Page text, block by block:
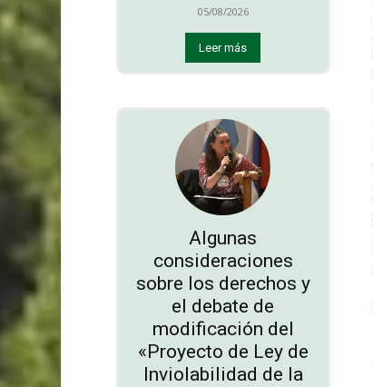
05/08/2026
Leer más
Algunas
consideraciones
sobre los derechos y
el debate de
modificación del
«Proyecto de Ley de
Inviolabilidad de la